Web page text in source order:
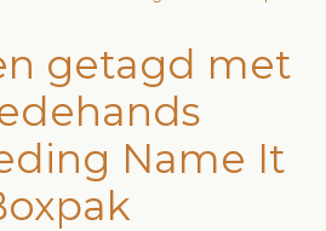
getagd met
Name It